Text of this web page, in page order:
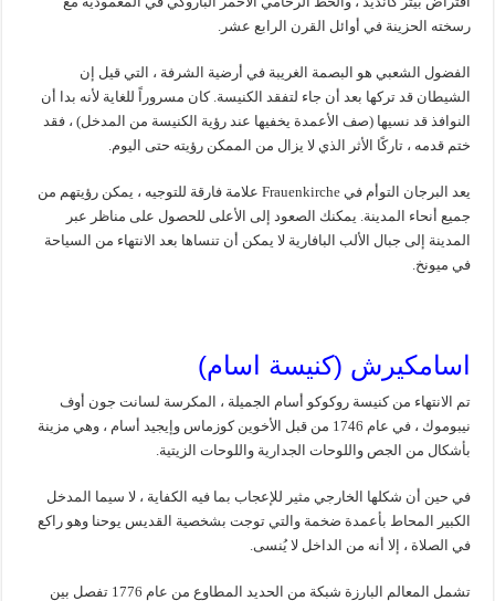
رسخته الحزينة في أوائل القرن الرابع عشر.
الفضول الشعبي هو البصمة الغريبة في أرضية الشرفة ، التي قيل إن
الشيطان قد تركها بعد أن جاء لتفقد الكنيسة. كان مسروراً للغاية لأنه بدا أن
النوافذ قد نسيها (صف الأعمدة يخفيها عند رؤية الكنيسة من المدخل) ، فقد
ختم قدمه ، تاركًا الأثر الذي لا يزال من الممكن رؤيته حتى اليوم.
يعد البرجان التوأم في Frauenkirche علامة فارقة للتوجيه ، يمكن رؤيتهم من
جميع أنحاء المدينة. يمكنك الصعود إلى الأعلى للحصول على مناظر عبر
المدينة إلى جبال الألب البافارية لا يمكن أن تنساها بعد الانتهاء من السياحة
في ميونخ.
اسامكيرش (كنيسة اسام)
تم الانتهاء من كنيسة روكوكو أسام الجميلة ، المكرسة لسانت جون أوف
نيبوموك ، في عام 1746 من قبل الأخوين كوزماس وإيجيد أسام ، وهي مزينة
بأشكال من الجص واللوحات الجدارية واللوحات الزيتية.
في حين أن شكلها الخارجي مثير للإعجاب بما فيه الكفاية ، لا سيما المدخل
الكبير المحاط بأعمدة ضخمة والتي توجت بشخصية القديس يوحنا وهو راكع
في الصلاة ، إلا أنه من الداخل لا يُنسى.
تشمل المعالم البارزة شبكة من الحديد المطاوع من عام 1776 تفصل بين